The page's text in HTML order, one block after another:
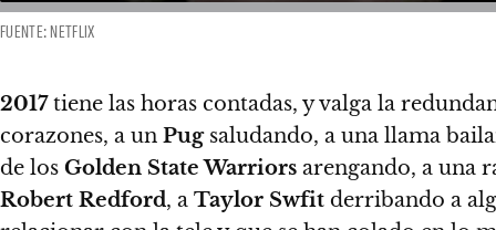
FUENTE: NETFLIX
2017tiene las horas contadas, y valga la
corazones, a un Pugsaludando, a una llama
de los Golden State Warriors arengando, a una
Robert Redford, a Taylor Swfit derribando a